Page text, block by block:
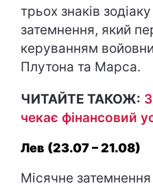
трьох знаків
затемнення, який
керуванням
Плутона та Марса.
ЧИТАЙТЕ ТАКОЖ:
чекає фінансовий
Лев (23.07 – 21.08)
Місячне